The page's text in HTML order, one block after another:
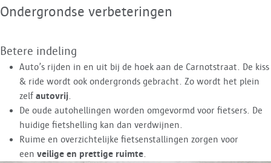
Ondergrondse verbeteringen
Betere indeling
Auto’s rijden in en uit bij de hoek aan de Carnotstraat. De kiss
& ride wordt ook ondergronds gebracht. Zo wordt het plein
zelf autovrij.
De oude autohellingen worden omgevormd voor fietsers. De
huidige fietshelling kan dan verdwijnen.
Ruime en overzichtelijke fietsenstallingen zorgen voor
een veilige en prettige ruimte.